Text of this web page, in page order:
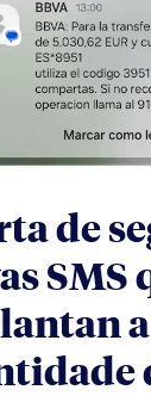
de
SMS
a